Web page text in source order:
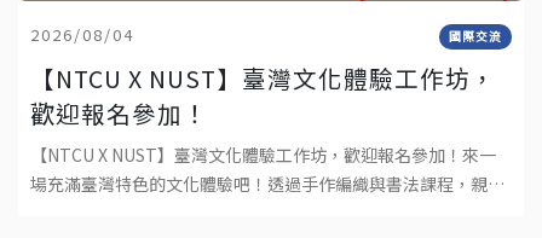
2026/08/04 國際交流
【NTCU X NUST】臺灣文化體驗工作坊，
歡迎報名參加！
【NTCU X NUST】臺灣文化體驗工作坊，歡迎報名參加！來一
場充滿臺灣特色的文化體驗吧！透過手作編織與書法課程，親手